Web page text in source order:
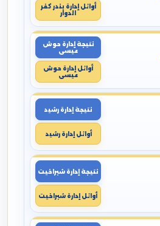
أوائل إدارة بندر كفر
الدوار
نتيجة إدارة حوش
عيسى
أوائل إدارة حوش
عيسى
نتيجة إدارة رشيد
أوائل إدارة رشيد
نتيجة إدارة شبراخيت
أوائل إدارة شبراخيت